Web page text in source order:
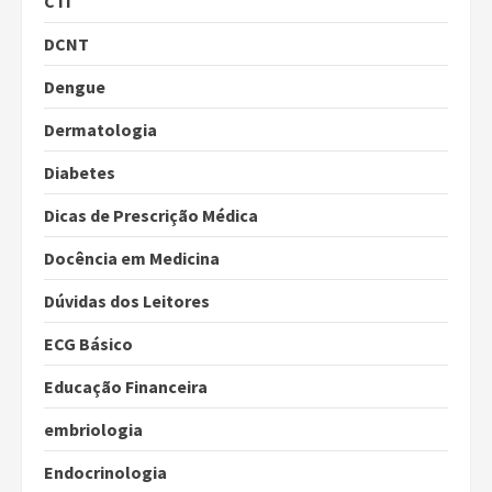
DCNT
Dengue
Dermatologia
Diabetes
Dicas de Prescrição Médica
Docência em Medicina
Dúvidas dos Leitores
ECG Básico
Educação Financeira
embriologia
Endocrinologia